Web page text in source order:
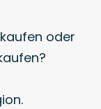
oder